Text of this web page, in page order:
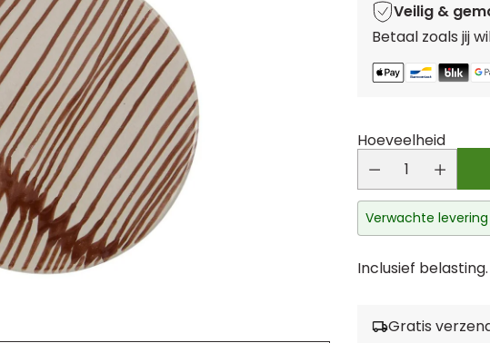
Veilig &
Betaal zoals jij
Hoeveelheid
Verwachte
Inclusief belasting.
Gratis